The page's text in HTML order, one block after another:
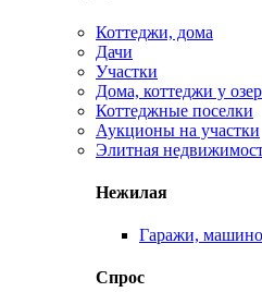
Коттеджи, дома
Дачи
Участки
Дома, коттеджи у
Коттеджные поселки
Аукционы на участки
Элитная
Нежилая
Гаражи,
Спрос